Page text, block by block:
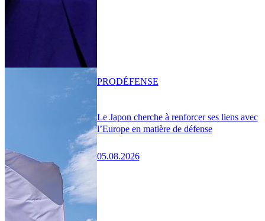
Le Japon cherche à renforcer ses liens avec
l’Europe en matière de défense
05.08.2026
PRODÉFENSE